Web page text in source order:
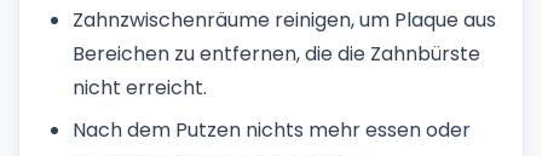
Zahnzwischenräume reinigen, um Plaque aus
Bereichen zu entfernen, die die Zahnbürste
nicht erreicht.
Nach dem Putzen nichts mehr essen oder